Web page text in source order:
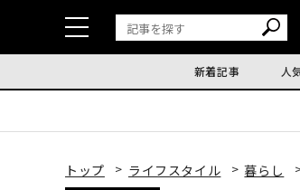
新着記事 人
トップ ライフスタイル 暮らし